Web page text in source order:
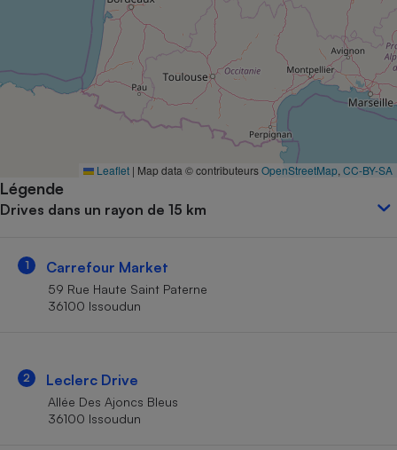
Leaflet | Map data © contributeursOpenStreetMap CC-BY-SA
Légende
Drives dans un rayon de 15 km
1 Carrefour Market
59 Rue Haute Saint Paterne
36100 Issoudun
2 Leclerc Drive
Allée Des Ajoncs Bleus
36100 Issoudun
Complément
alimentaire
Assurance emprunteur
Banque
Petit électroménager -
Matelas
Mutuelle